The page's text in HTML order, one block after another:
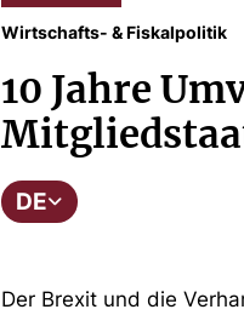
Wirtschafts- & Fiskalpolitik
10 Jahre
DE
Der Brexit und die